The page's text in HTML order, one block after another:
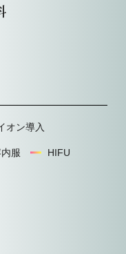
オン導入
服 HIFU